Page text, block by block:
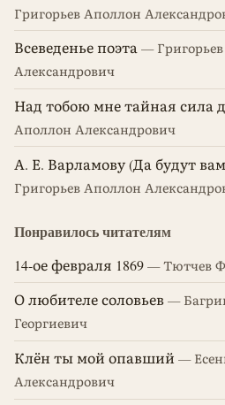
Григорьев Аполлон
Всеведенье поэта —
Александрович
Над тобою мне тайная сила
Аполлон Александрович
А. Е. Варламову (Да будут
Григорьев Аполлон
Понравилось читателям
14-ое февраля 1869 — Тютчев
О любителе соловьев —
Георгиевич
Клён ты мой опавший —
Александрович